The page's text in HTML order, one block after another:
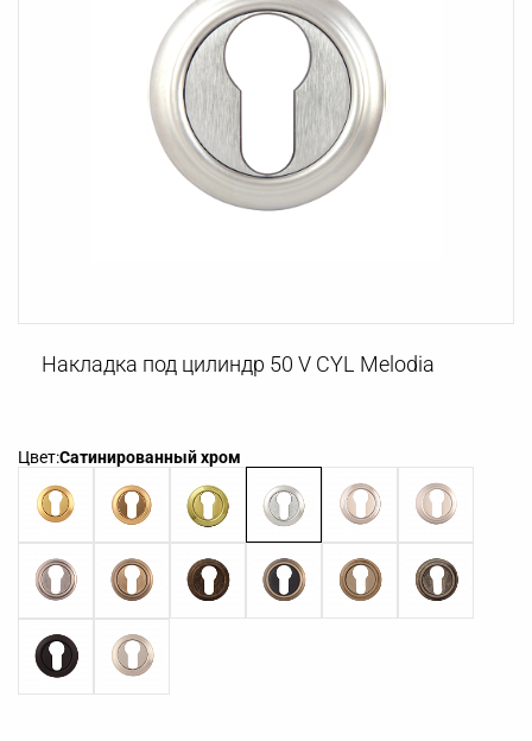
Накладка под цилиндр 50 V СYL Melodia
Цвет:Сатинированный хром